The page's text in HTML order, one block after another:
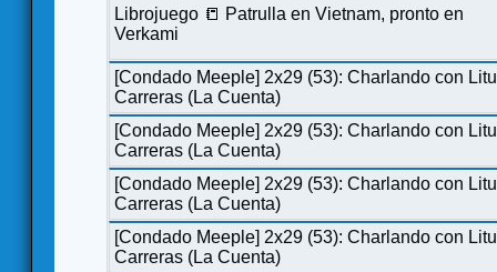
Librojuego 📒 Patrulla en Vietnam, pronto en
Verkami
[Condado Meeple] 2x29 (53): Charlando con
Carreras (La Cuenta)
[Condado Meeple] 2x29 (53): Charlando con
Carreras (La Cuenta)
[Condado Meeple] 2x29 (53): Charlando con
Carreras (La Cuenta)
[Condado Meeple] 2x29 (53): Charlando con
Carreras (La Cuenta)